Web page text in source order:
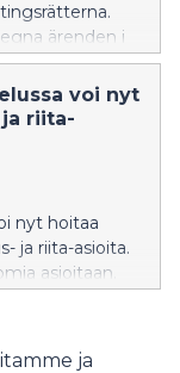
ärenden i
ärenden som
i ett senare
voi nyt
riita-
nyt hoitaa
ja riita-asioita.
asioitaan.
ja